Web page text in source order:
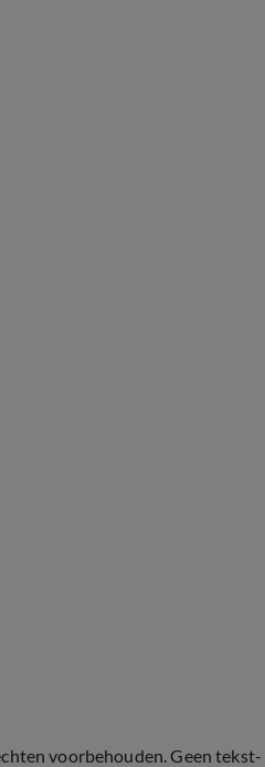
voorbehouden. Geen tekst-